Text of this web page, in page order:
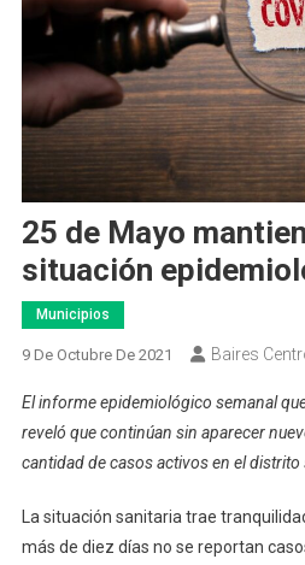
25 de Mayo
situación
Municipios
9 De Octubre De 2021 Baires
El informe epidemiológico semanal
reveló que continúan sin aparecer
cantidad de casos activos en el distrito
La situación sanitaria trae
más de diez días no se reportan